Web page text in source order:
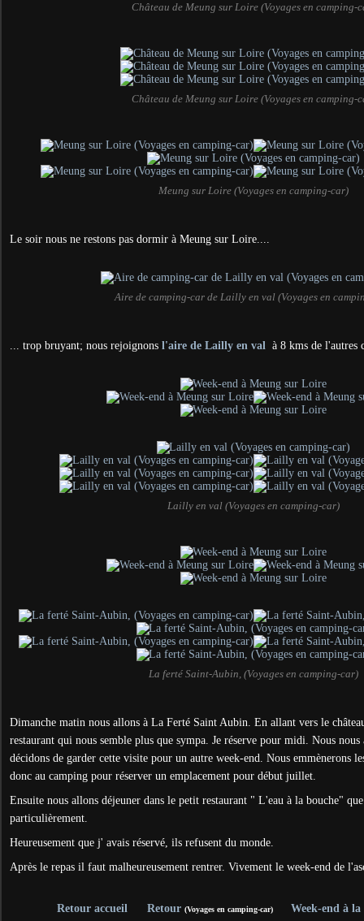
Château de Meung sur Loire (Voyages en camping-
Château de Meung sur Loire (Voyages en camping-
Meung sur Loire (Voyages en camping-car)
Le soir nous ne restons pas dormir à Meung sur Loire....
Aire de camping-car de Lailly en val (Voyages en
... trop bruyant; nous rejoignons l'aire de Lailly en val à 8 kms de l'autres
Lailly en val (Voyages en camping-car)
La ferté Saint-Aubin, (Voyages en camping-car)
Dimanche matin nous allons à La Ferté Saint Aubin. En allant vers le
restaurant qui nous semble plus que sympa. Je réserve pour midi. Nous nous
décidons de garder cette visite pour un autre week-end. Nous emmènerons
donc au camping pour réserver un emplacement pour début juillet.
Ensuite nous allons déjeuner dans le petit restaurant " L'eau à la bouche"
particulièrement.
Heureusement que j' avais réservé, ils refusent du monde.
Après le repas il faut malheureusement rentrer. Vivement le week-end de
Retour accueil Retour (Voyages en camping-car) Week-end à